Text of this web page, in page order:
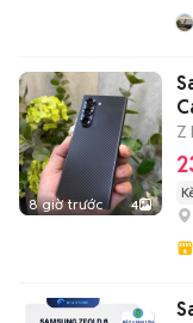
8 giờ trước 4
Z